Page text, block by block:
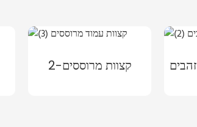
קצוות מרוססים-2